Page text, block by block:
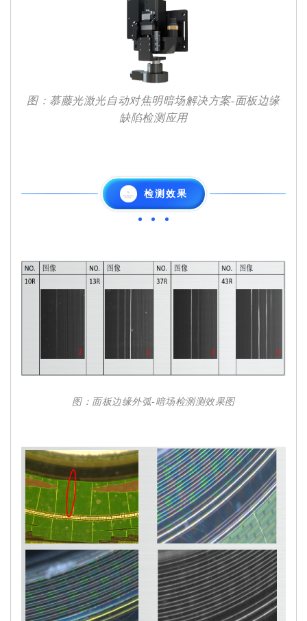
图：慕藤光激光自动对焦明暗场解决方案-面板边缘
缺陷检测应用
检测效果
图：面板边缘外弧-暗场检测测效果图